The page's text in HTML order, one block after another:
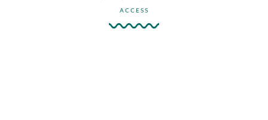
ACCESS